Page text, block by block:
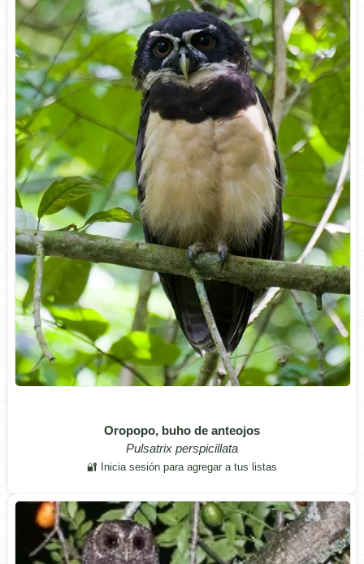
Oropopo, buho de anteojos
Pulsatrix perspicillata
🔐 Inicia sesión para agregar a tus listas